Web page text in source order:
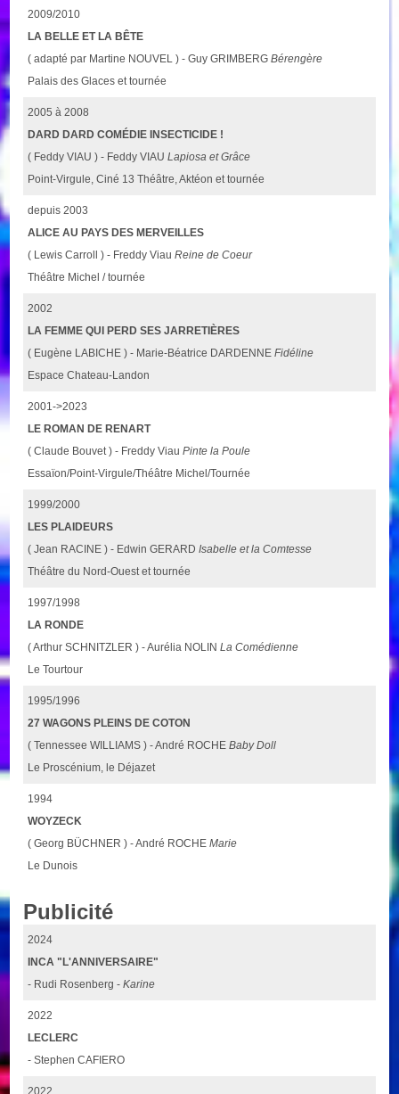
2009/2010
LA BELLE ET LA BÊTE
( adapté par Martine NOUVEL ) - Guy GRIMBERGBérengère
Palais des Glaces et tournée
2005 à 2008
DARD DARD COMÉDIE INSECTICIDE !
( Feddy VIAU ) - Feddy VIAULapiosa et Grâce
Point-Virgule, Ciné 13 Théâtre, Aktéon et tournée
depuis 2003
ALICE AU PAYS DES MERVEILLES
( Lewis Carroll ) - Freddy ViauReine de Coeur
Théâtre Michel / tournée
2002
LA FEMME QUI PERD SES JARRETIÈRES
( Eugène LABICHE ) - Marie-Béatrice DARDENNEFidéline
Espace Chateau-Landon
2001->2023
LE ROMAN DE RENART
( Claude Bouvet ) - Freddy ViauPinte la Poule
Essaïon/Point-Virgule/Théâtre Michel/Tournée
1999/2000
LES PLAIDEURS
( Jean RACINE ) - Edwin GERARDIsabelle et la Comtesse
Théâtre du Nord-Ouest et tournée
1997/1998
LA RONDE
( Arthur SCHNITZLER ) - Aurélia NOLINLa Comédienne
Le Tourtour
1995/1996
27 WAGONS PLEINS DE COTON
( Tennessee WILLIAMS ) - André ROCHEBaby Doll
Le Proscénium, le Déjazet
1994
WOYZECK
( Georg BÜCHNER ) - André ROCHEMarie
Le Dunois
Publicité
2024
INCA "L'ANNIVERSAIRE"
- Rudi Rosenberg -Karine
2022
LECLERC
- Stephen CAFIERO
2022